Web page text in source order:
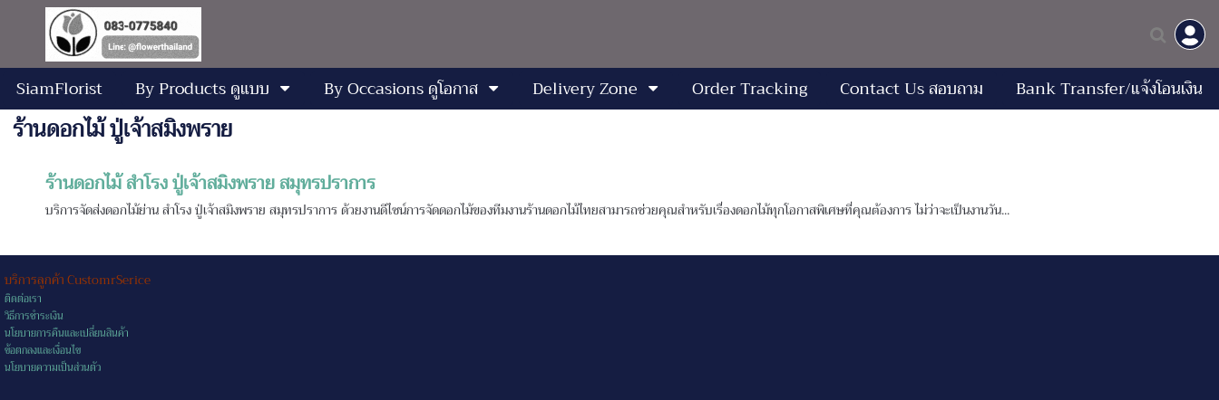
SiamFlorist By Products ดูแบบ By Occasions ดูโอกาส Delivery Zone Order Tracking Contact Us สอบถาม Bank Transfer/แจ้งโอนเงิน
ร้านดอกไม้ ปู่เจ้าสมิงพราย
ร้านดอกไม้ สำโรง ปู่เจ้าสมิงพราย สมุทรปราการ
บริการจัดส่งดอกไม้ย่าน สำโรง ปู่เจ้าสมิงพราย สมุทรปราการ ด้วยงานดีไซน์การจัดดอกไม้ของทีมงานร้านดอกไม้ไทยสามารถช่วยคุณสำหรับเรื่องดอกไม้ทุกโอกาสพิเศษที่คุณต้องการ ไม่ว่าจะเป็นงานวัน...
บริการลูกค้า CustomrSerice
ติดต่อเรา
วิธีการชำระเงิน
นโยบายการคืนและเปลี่ยนสินค้า
ข้อตกลงและเงื่อนไข
นโยบายความเป็นส่วนตัว